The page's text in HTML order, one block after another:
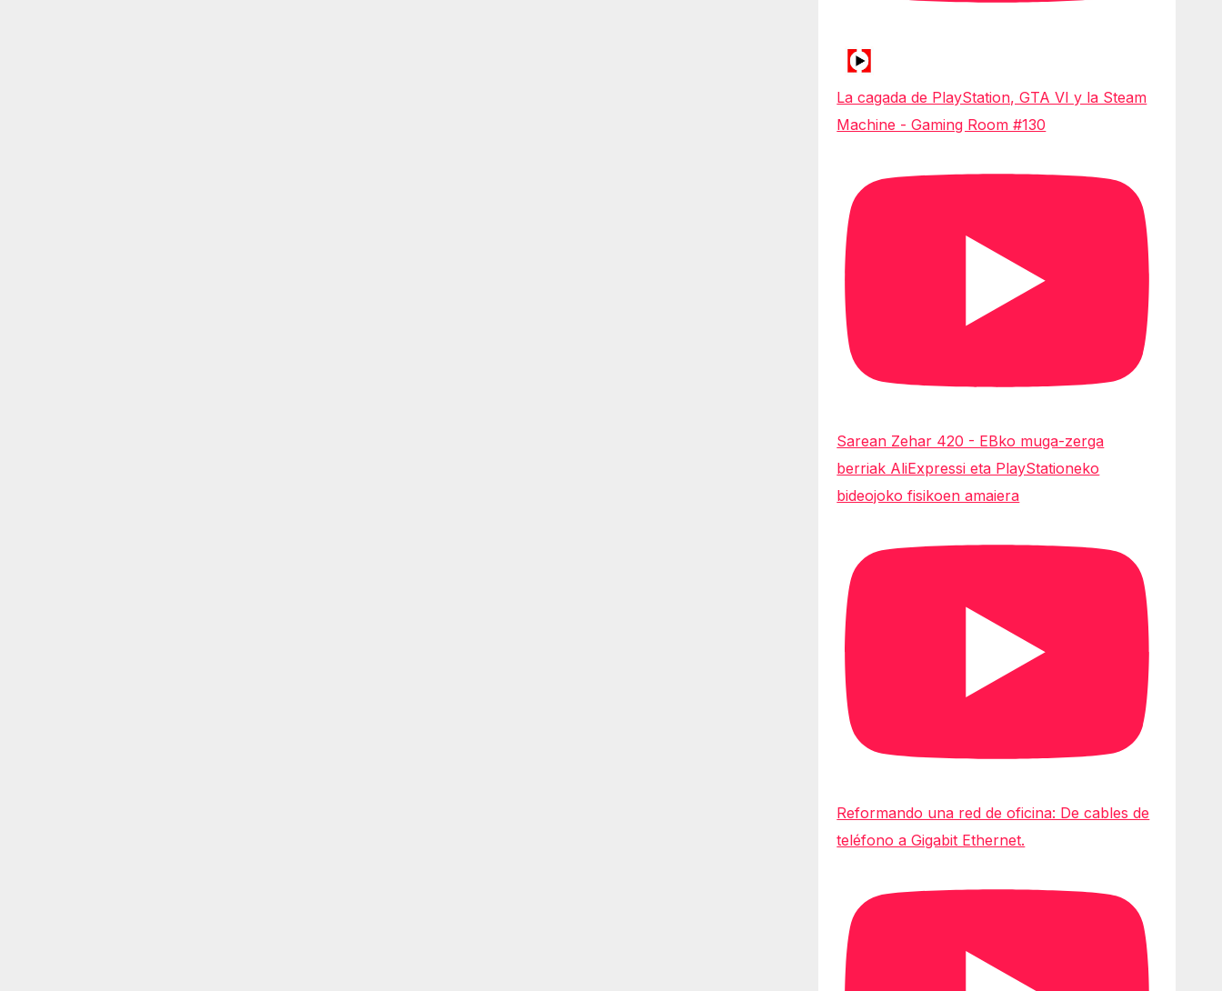
La cagada de PlayStation, GTA VI y la Steam
Machine - Gaming Room #130
Sarean Zehar 420 - EBko muga-zerga
berriak AliExpressi eta PlayStationeko
bideojoko fisikoen amaiera
Reformando una red de oficina: De cables de
teléfono a Gigabit Ethernet.